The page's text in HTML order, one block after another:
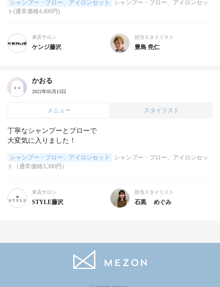
シャンプー・ブロー、アイロンセット
シャンプー・ブロー、アイロンセッ
ト(通常価格4,400円)
来店サロン
ケンジ藤沢
担当スタイリスト
豊島 尭仁
かおる
2022年05月13日
メニュー スタイリスト
丁寧なシャンプーとブローで
大変気に入りました！
シャンプー・ブロー、アイロンセット
シャンプー・ブロー、アイロンセッ
ト（通常価格3,300円）
来店サロン
STYLE藤沢
担当スタイリスト
石黒 めぐみ